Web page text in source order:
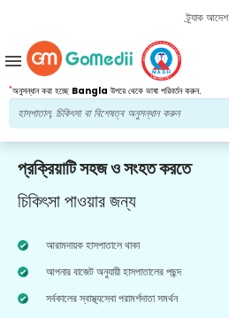
ট্র্যাক আদেশ
*অনুসন্ধান করা হচ্ছে Bangla উপরে থেকে ভাষা পরিবর্তন করুন.
menu
প্রক্রিয়াটি সহজ ও সংহত করতে
চিকিৎসা পাওয়ার জন্য
আরামদায়ক হাসপাতালে থাকা
আপনার বাজেট অনুযায়ী হাসপাতালের পছন্দ
সর্বকালের স্বাস্থ্যসেবা পরামর্শদাতা সমর্থন